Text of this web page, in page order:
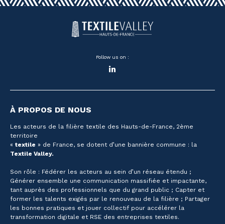
Follow us on :
À PROPOS DE NOUS
Les acteurs de la filière textile des Hauts-de-France, 2ème
territoire
« textile » de France, se dotent d’une bannière commune : la
Textile Valley.
Son rôle : Fédérer les acteurs au sein d’un réseau étendu ;
Générer ensemble une communication massifiée et impactante,
tant auprès des professionnels que du grand public ; Capter et
former les talents exigés par le renouveau de la filière ; Partager
les bonnes pratiques et jouer collectif pour accélérer la
transformation digitale et RSE des entreprises textiles.